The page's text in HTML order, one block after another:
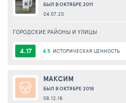
БЫЛ В ОКТЯБРЕ 2011
04.07.20
ГОРОДСКИЕ РАЙОНЫ И УЛИЦЫ
4.17 4.5 ИСТОРИЧЕСКАЯ ЦЕННОСТЬ
МАКСИМ
БЫЛ В ОКТЯБРЕ 2018
08.12.18